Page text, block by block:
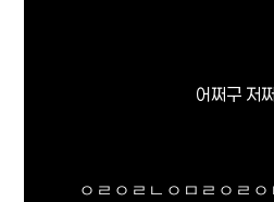
어쩌구 저
ㅇㄹㅇㄹㄴㅇㅁㄹㅇㄹ